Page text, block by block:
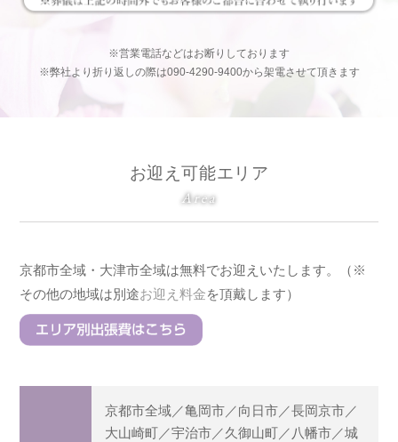
※営業電話などはお断りしております
※弊社より折り返しの際は090-4290-9400から架電させて頂きます
お迎え可能エリア
Area
京都市全域・大津市全域は無料でお迎えいたします。（※
その他の地域は別途お迎え料金を頂戴します）
京都市全域／亀岡市／向日市／長岡京市／
大山崎町／宇治市／久御山町／八幡市／城